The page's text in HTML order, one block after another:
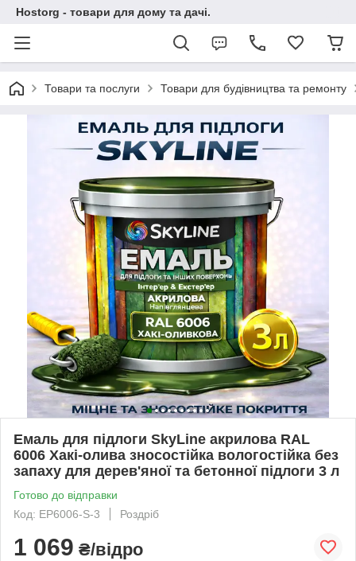
Hostorg - товари для дому та дачі.
Товари та послуги Товари для будівництва та ремонту
Емаль для підлоги SkyLine акрилова RAL
6006 Хакі-олива зносостійка вологостійка без
запаху для дерев'яної та бетонної підлоги 3 л
Готово до відправки
Код: EP6006-S-3
Роздріб
1 069 ₴/відро